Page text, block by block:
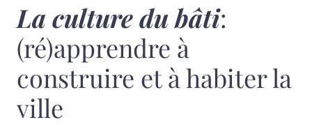
La culture du bâti:
(ré)apprendre à
construire et à habiter la
ville